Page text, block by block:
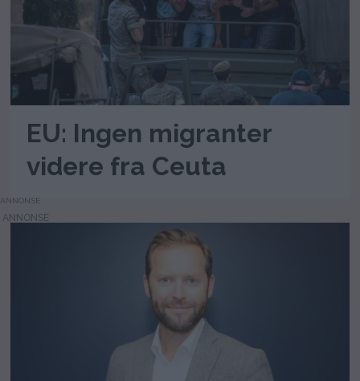
EU: Ingen migranter
videre fra Ceuta
ANNONSE